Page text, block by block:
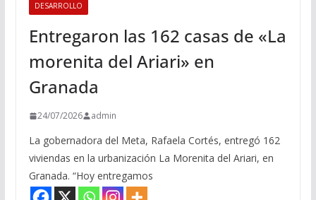
DESARROLLO
Entregaron las 162 casas de «La
morenita del Ariari» en
Granada
24/07/2026 admin
La gobernadora del Meta, Rafaela Cortés, entregó 162
viviendas en la urbanización La Morenita del Ariari, en
Granada. “Hoy entregamos